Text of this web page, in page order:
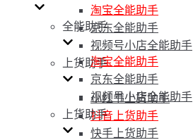
淘宝全能助手
京东全能助手
视频号小店全能助手
上货助手
小红书上货助手
抖音上货助手
快手上货助手
全能助手
淘宝全能助手
京东全能助手
视频号小店全能助手
上货助手